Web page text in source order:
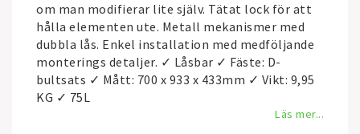
om man modifierar lite själv. Tätat lock för att
hålla elementen ute. Metall mekanismer med
dubbla lås. Enkel installation med medföljande
monterings detaljer. ✓ Låsbar ✓ Fäste: D-
bultsats ✓ Mått: 700 x 933 x 433mm ✓ Vikt: 9,95
KG ✓ 75L
Läs mer...